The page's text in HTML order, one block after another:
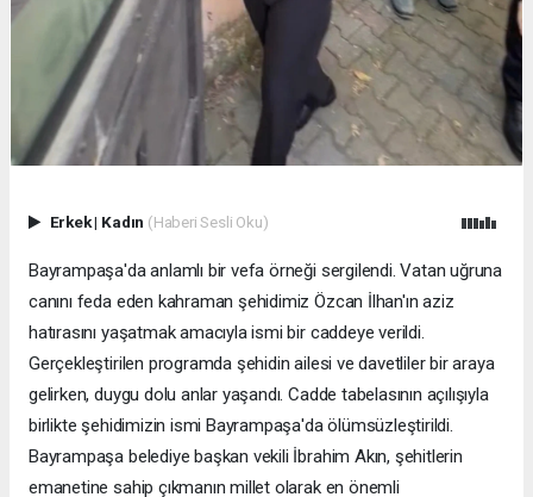
Erkek| Kadın (Haberi Sesli Oku)
Bayrampaşa'da anlamlı bir vefa örneği sergilendi. Vatan uğruna
canını feda eden kahraman şehidimiz Özcan İlhan'ın aziz
hatırasını yaşatmak amacıyla ismi bir caddeye verildi.
Gerçekleştirilen programda şehidin ailesi ve davetliler bir araya
gelirken, duygu dolu anlar yaşandı. Cadde tabelasının açılışıyla
birlikte şehidimizin ismi Bayrampaşa'da ölümsüzleştirildi.
Bayrampaşa belediye başkan vekili İbrahim Akın, şehitlerin
emanetine sahip çıkmanın millet olarak en önemli